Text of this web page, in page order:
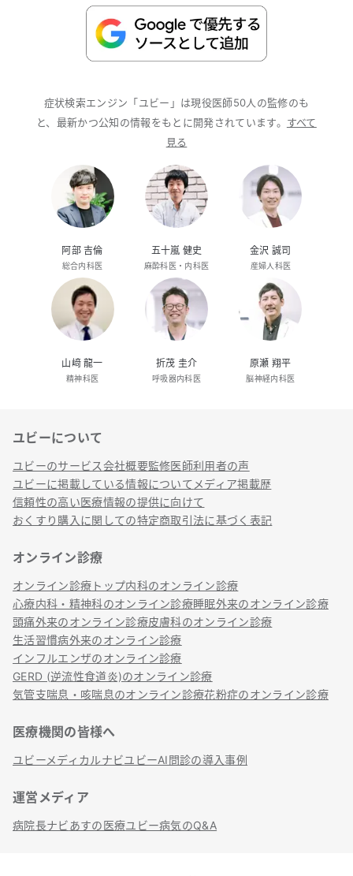
症状検索エンジン「ユビー」は現役医師50人の監修のも
と、最新かつ公知の情報をもとに開発されています。 すべて
見る
阿部 吉倫
総合内科医
五十嵐 健史
麻酔科医・内科医
金沢 誠司
産婦人科医
山﨑 龍一
精神科医
折茂 圭介
呼吸器内科医
原瀬 翔平
脳神経内科医
リンク
ユビーについて
ユビーのサービス会社概要監修医師利用者の声
ユビーに掲載している情報についてメディア掲載歴
信頼性の高い医療情報の提供に向けて
おくすり購入に関しての特定商取引法に基づく表記
オンライン診療
オンライン診療トップ内科のオンライン診療
心療内科・精神科のオンライン診療睡眠外来のオンライン診療
頭痛外来のオンライン診療皮膚科のオンライン診療
生活習慣病外来のオンライン診療
インフルエンザのオンライン診療
GERD (逆流性食道炎)のオンライン診療
気管支喘息・咳喘息のオンライン診療花粉症のオンライン診療
医療機関の皆様へ
ユビーメディカルナビユビーAI問診の導入事例
運営メディア
病院長ナビあすの医療ユビー病気のQ&A